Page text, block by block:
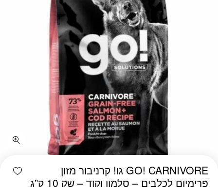
GO! CARNIVORE גו! קרניבור מזון
פרימיום לכלבים – סלמון וקוד – שק 10 ק”ג